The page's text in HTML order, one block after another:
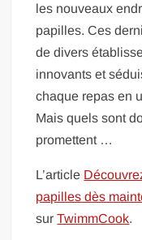
les nouveaux
papilles. Ces
de divers
innovants et
chaque repas en
Mais quels sont
promettent …
L’article
papilles dès
surTwimmCook.